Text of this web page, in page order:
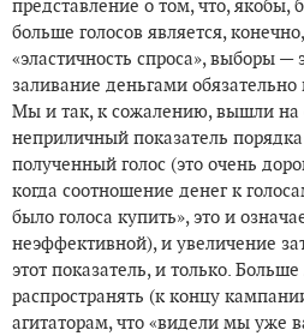
представление о том, что, якобы,
больше голосов является,
«эластичность спроса», выборы —
заливание деньгами
Мы и так, к сожалению, вышли на
неприличный показатель
полученный голос (это очень
когда соотношение денег к
было голоса купить», это и
неэффективной), и увеличение
этот показатель, и только.
распространять (к концу
агитаторам, что «видели мы уже